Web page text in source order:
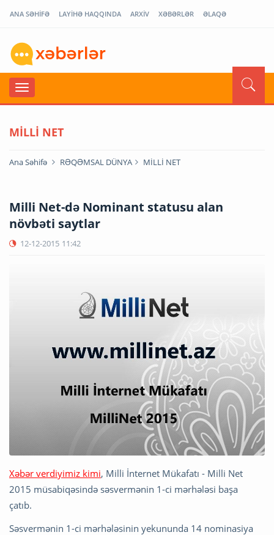
ANA SƏHİFƏ LAYİHƏ HAQQINDA ARXİV XƏBƏRLƏR ƏLAQƏ
MİLLİ NET
Ana Səhifə RƏQƏMSAL DÜNYA MİLLİ NET
Milli Net-də Nominant statusu alan
növbəti saytlar
12-12-2015 11:42
Xəbər verdiyimiz kimi, Milli İnternet Mükafatı - Milli Net
2015 müsabiqəsində səsvermənin 1-ci mərhələsi başa
çatıb.
Səsvermənin 1-ci mərhələsinin yekununda 14 nominasiya